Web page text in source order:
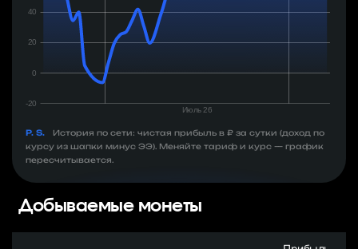
P. S.
История по сети: чистая прибыль в ₽ за сутки (доход по
курсу из шапки минус ЭЭ). Меняйте тариф и курс — график
пересчитывается.
Добываемые монеты